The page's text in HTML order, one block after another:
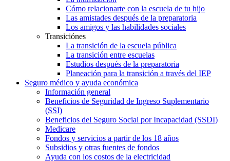
Cómo relacionarte con la escuela de tu hijo
Las amistades después de la preparatoria
Los amigos y las habilidades sociales
Transiciónes
La transición de la escuela pública
La transición entre escuelas
Estudios después de la preparatoria
Planeación para la transición a través del IEP
Seguro médico y ayuda económica
Información general
Beneficios de Seguridad de Ingreso Suplementario
(SSI)
Beneficios del Seguro Social por Incapacidad (SSDI)
Medicare
Fondos y servicios a partir de los 18 años
Subsidios y otras fuentes de fondos
Ayuda con los costos de la electricidad